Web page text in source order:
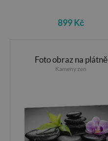
899 Kč
Foto obraz na plátně
Kameny zen